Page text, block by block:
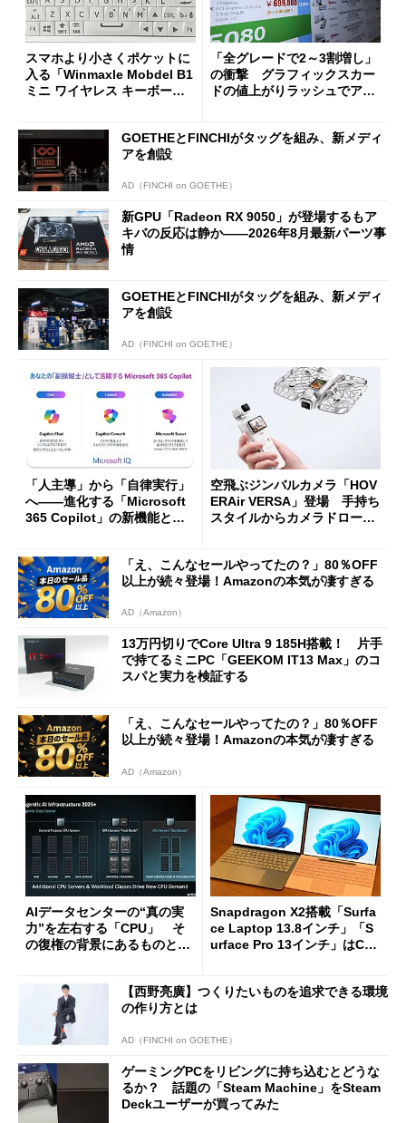
スマホより小さくポケットに
入る「Winmaxle Mobdel B1
ミニ ワイヤレス キーボー
「全グレードで2～3割増し」
の衝撃 グラフィックスカー
ドの値上がりラッシュでアキ
GOETHEとFINCHIがタッグを組み、新メディ
アを創設
AD（FINCHI on GOETHE）
新GPU「Radeon RX 9050」が登場するもア
キバの反応は静か――2026年8月最新パーツ事
情
GOETHEとFINCHIがタッグを組み、新メディ
アを創設
AD（FINCHI on GOETHE）
「人主導」から「自律実行」
へ――進化する「Microsoft
365 Copilot」の新機能とエ
空飛ぶジンバルカメラ「HOV
ERAir VERSA」登場 手持ち
スタイルからカメラドローン
「え、こんなセールやってたの？」80％OFF
以上が続々登場！Amazonの本気が凄すぎる
AD（Amazon）
13万円切りでCore Ultra 9 185H搭載！ 片手
で持てるミニPC「GEEKOM IT13 Max」のコ
スパと実力を検証する
「え、こんなセールやってたの？」80％OFF
以上が続々登場！Amazonの本気が凄すぎる
AD（Amazon）
AIデータセンターの“真の実
力”を左右する「CPU」 そ
の復権の背景にあるものと
Snapdragon X2搭載「Surfa
ce Laptop 13.8インチ」「S
urface Pro 13インチ」はCop
た
【西野亮廣】つくりたいものを追求できる環境
の作り方とは
AD（FINCHI on GOETHE）
ゲーミングPCをリビングに持ち込むとどうな
るか？ 話題の「Steam Machine」をSteam
Deckユーザーが買ってみた